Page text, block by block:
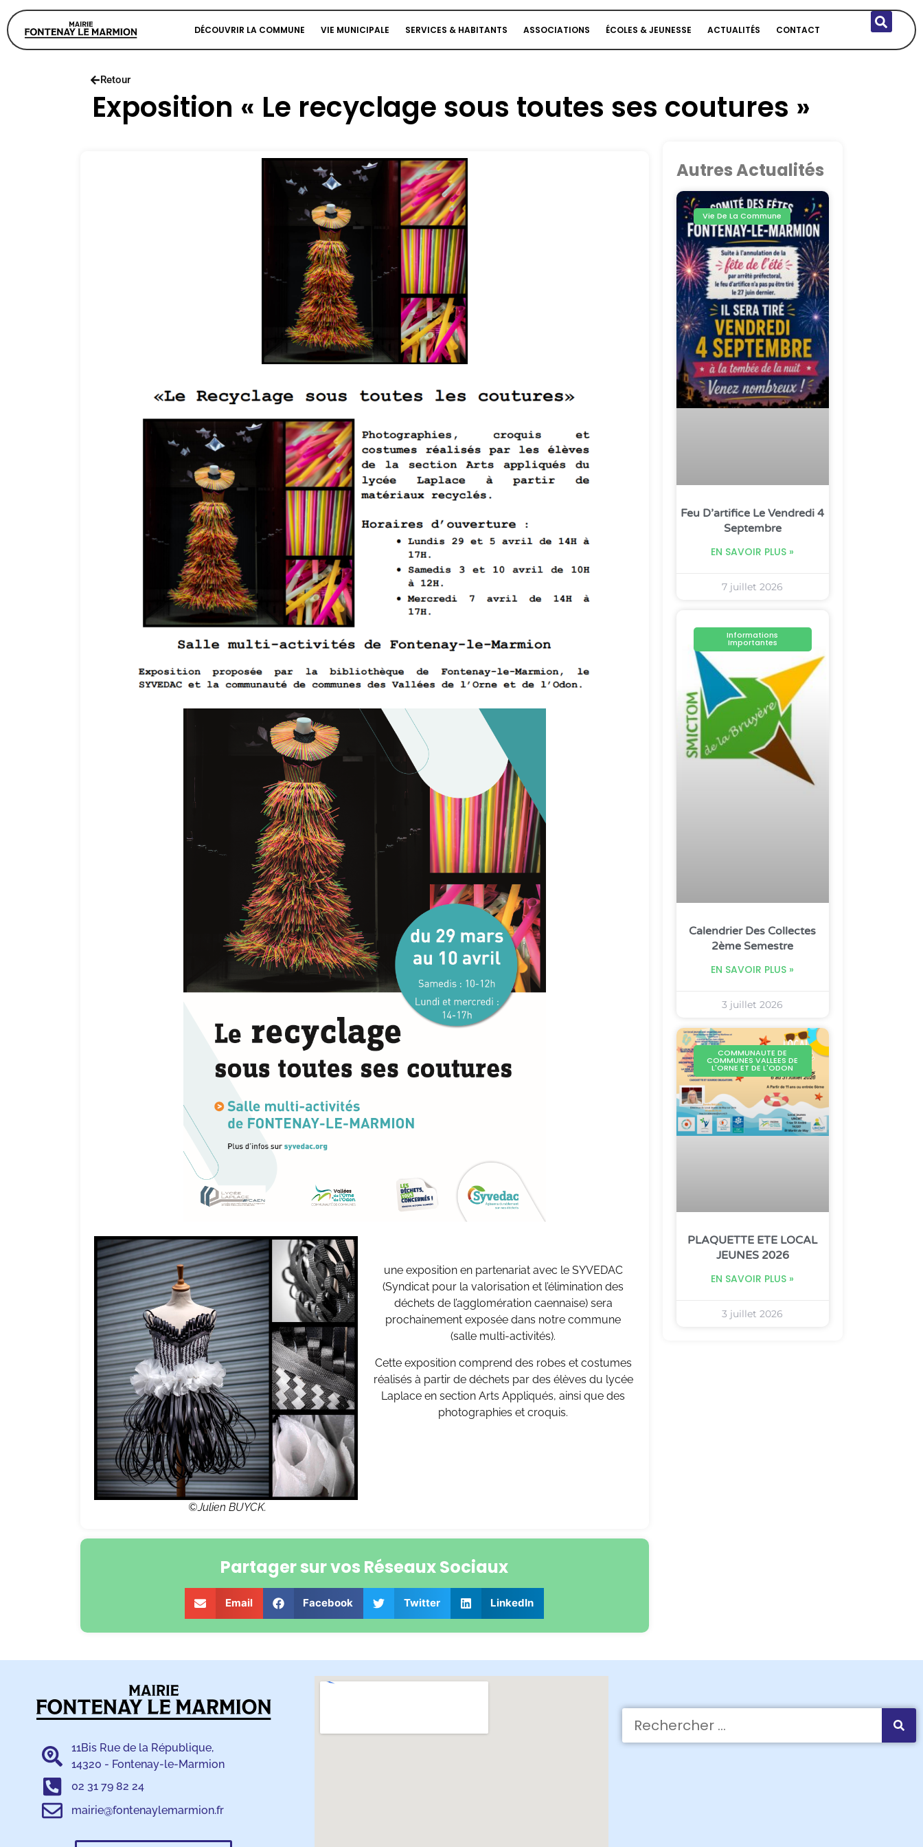
DÉCOUVRIR LA COMMUNE VIE MUNICIPALE SERVICES & HABITANTS ASSOCIATIONS ÉCOLES & JEUNESSE ACTUALITÉS CONTACT
Retour
Exposition « Le recyclage sous toutes ses coutures »
©Julien BUYCK.
une exposition en partenariat avec le SYVEDAC
(Syndicat pour la valorisation et l’élimination des
déchets de l’agglomération caennaise) sera
prochainement exposée dans notre commune
(salle multi-activités).
Cette exposition comprend des robes et costumes
réalisés à partir de déchets par des élèves du lycée
Laplace en section Arts Appliqués, ainsi que des
photographies et croquis.
Partager sur vos Réseaux Sociaux
Email Facebook Twitter LinkedIn
Autres Actualités
Vie De La Commune
Feu D’artifice Le Vendredi 4
Septembre
EN SAVOIR PLUS »
7 juillet 2026
Informations
Importantes
Calendrier Des Collectes
2ème Semestre
EN SAVOIR PLUS »
3 juillet 2026
COMMUNAUTE DE
COMMUNES VALLEES DE
L'ORNE ET DE L'ODON
PLAQUETTE ETE LOCAL
JEUNES 2026
EN SAVOIR PLUS »
3 juillet 2026
11Bis Rue de la République,
14320 - Fontenay-le-Marmion
02 31 79 82 24
mairie@fontenaylemarmion.fr